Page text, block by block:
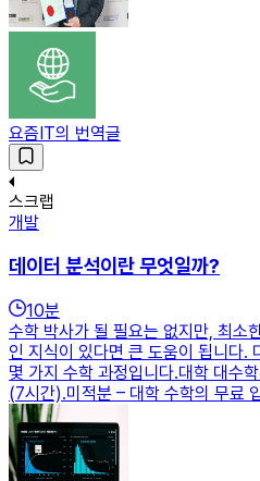
요즘IT의 번역글
스크랩
개발
데이터 분석이란 무엇일까?
10분
수학 박사가 될 필요는 없지만, 최소
인 지식이 있다면 큰 도움이 됩니다.
몇 가지 수학 과정입니다.대학 대수
(7시간).미적분 – 대학 수학의 무료